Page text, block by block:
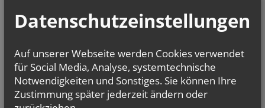
Essensausgabe betonten die Initiatoren, dass in der
Begegnung mit den Mitmenschen die
We are Fratello:
Karlskirche und Gemeinschaft Emmanuel begehen
am 14. November 2021 gemeinsam Welttag der
Armen
Datenschutzeinstellungen
Auf unserer Webseite werden Cookies verwendet
für Social Media, Analyse, systemtechnische
Notwendigkeiten und Sonstiges. Sie können Ihre
Zustimmung später jederzeit ändern oder